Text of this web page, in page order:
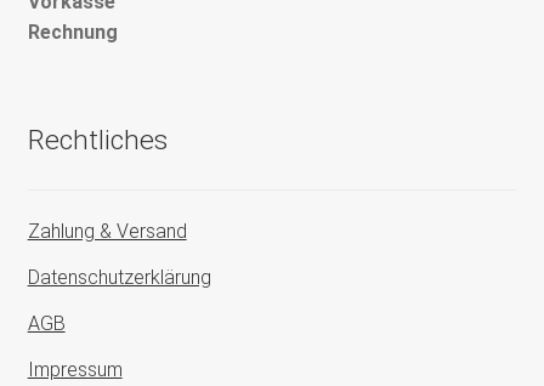
Rechnung
Rechtliches
Zahlung & Versand
Datenschutzerklärung
AGB
Impressum